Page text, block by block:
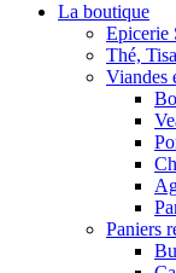
La boutique
Epicerie
Thé,
Viandes
Paniers